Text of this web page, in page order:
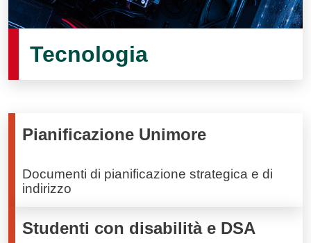
Tecnologia
Pianificazione Unimore
Documenti di pianificazione strategica e di
indirizzo
Studenti con disabilità e DSA